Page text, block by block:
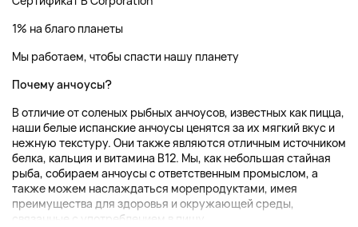
1% на благо планеты
Мы работаем, чтобы спасти нашу планету
Почему анчоусы?
В отличие от соленых рыбных анчоусов, известных как пицца,
наши белые испанские анчоусы ценятся за их мягкий вкус и
нежную текстуру. Они также являются отличным источником
белка, кальция и витамина B12. Мы, как небольшая стайная
рыба, собираем анчоусы с ответственным промыслом, а
также можем наслаждаться морепродуктами, имея
преимущества для здоровья и окружающей среды,
связанные с употреблением в пищу...